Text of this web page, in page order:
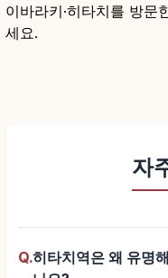
이바라키·히타치를 방문
세요.
자
Q.히타치역은 왜 유명